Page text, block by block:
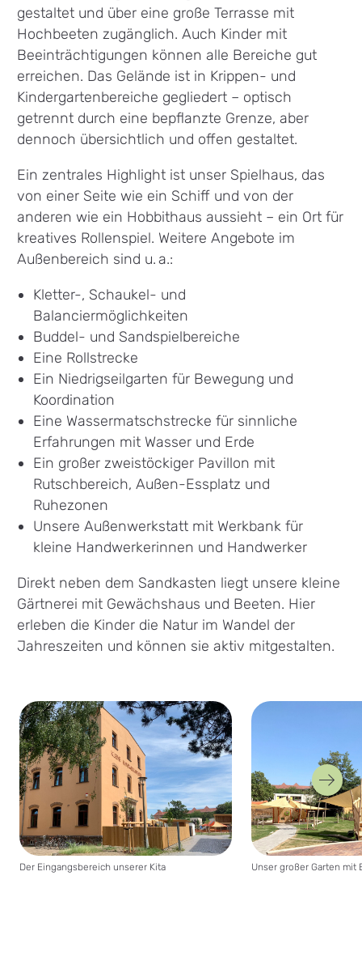
gestaltet und über eine große Terrasse mit
Hochbeeten zugänglich. Auch Kinder mit
Beeinträchtigungen können alle Bereiche gut
erreichen. Das Gelände ist in Krippen- und
Kindergartenbereiche gegliedert – optisch
getrennt durch eine bepflanzte Grenze, aber
dennoch übersichtlich und offen gestaltet.
Ein zentrales Highlight ist unser Spielhaus, das
von einer Seite wie ein Schiff und von der
anderen wie ein Hobbithaus aussieht – ein Ort für
kreatives Rollenspiel. Weitere Angebote im
Außenbereich sind u. a.:
Kletter-, Schaukel- und
Balanciermöglichkeiten
Buddel- und Sandspielbereiche
Eine Rollstrecke
Ein Niedrigseilgarten für Bewegung und
Koordination
Eine Wassermatschstrecke für sinnliche
Erfahrungen mit Wasser und Erde
Ein großer zweistöckiger Pavillon mit
Rutschbereich, Außen-Essplatz und
Ruhezonen
Unsere Außenwerkstatt mit Werkbank für
kleine Handwerkerinnen und Handwerker
Direkt neben dem Sandkasten liegt unsere kleine
Gärtnerei mit Gewächshaus und Beeten. Hier
erleben die Kinder die Natur im Wandel der
Jahreszeiten und können sie aktiv mitgestalten.
Der Eingangsbereich unserer Kita Unser großer Garten mit